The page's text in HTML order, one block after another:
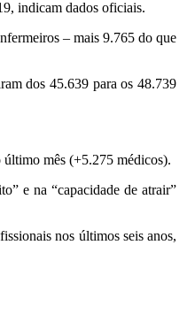
indicam dados oficiais.
– mais 9.765 do que
dos 45.639 para os 48.739
último mês (+5.275 médicos).
e na “capacidade de atrair”
nos últimos seis anos,